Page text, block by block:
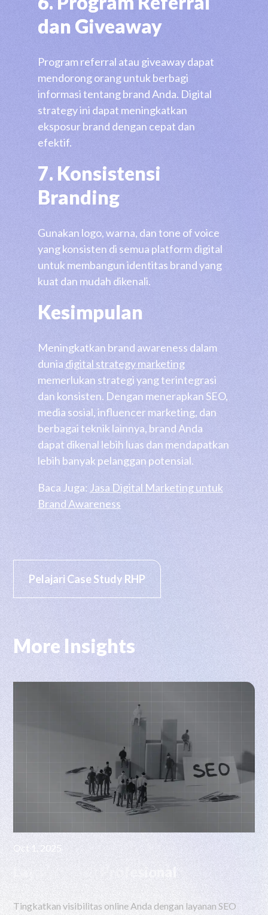
dan Giveaway
Program referral atau giveaway dapat
mendorong orang untuk berbagi
informasi tentang brand Anda. Digital
strategy ini dapat meningkatkan
eksposur brand dengan cepat dan
efektif.
7. Konsistensi
Branding
Gunakan logo, warna, dan tone of voice
yang konsisten di semua platform digital
untuk membangun identitas brand yang
kuat dan mudah dikenali.
Kesimpulan
Meningkatkan brand awareness dalam
dunia digital strategy marketing
memerlukan strategi yang terintegrasi
dan konsisten. Dengan menerapkan SEO,
media sosial, influencer marketing, dan
berbagai teknik lainnya, brand Anda
dapat dikenal lebih luas dan mendapatkan
lebih banyak pelanggan potensial.
Baca Juga: Jasa Digital Marketing untuk
Brand Awareness
Pelajari Case Study RHP
More Insights
Oct 1, 2025
Layanan SEO Profesional
Tingkatkan visibilitas online Anda dengan layanan SEO